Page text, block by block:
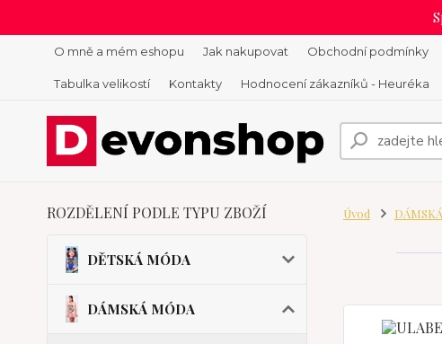
O mně a mém eshopu Jak nakupovat Obchodní podmínky
Tabulka velikostí Kontakty Hodnocení zákazníků - Heuréka
ROZDĚLENÍ PODLE TYPU ZBOŽÍ
DĚTSKÁ MÓDA
DÁMSKÁ MÓDA
Úvod